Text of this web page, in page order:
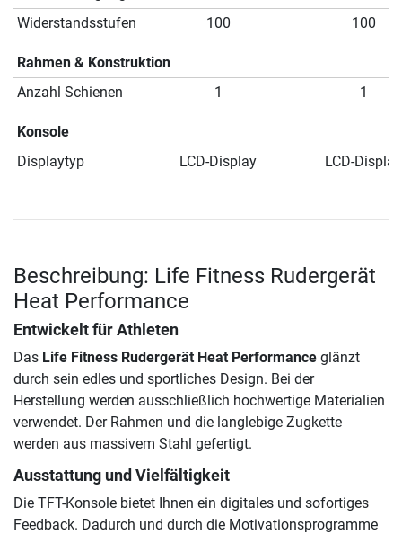
Widerstandsstufen
100 100
Rahmen & Konstruktion
Anzahl Schienen
1 1
Konsole
Displaytyp
LCD-Display LCD-Display
Beschreibung: Life Fitness Rudergerät
Heat Performance
Entwickelt für Athleten
Das Life Fitness Rudergerät Heat Performance glänzt
durch sein edles und sportliches Design. Bei der
Herstellung werden ausschließlich hochwertige Materialien
verwendet. Der Rahmen und die langlebige Zugkette
werden aus massivem Stahl gefertigt.
Ausstattung und Vielfältigkeit
Die TFT-Konsole bietet Ihnen ein digitales und sofortiges
Feedback. Dadurch und durch die Motivationsprogramme